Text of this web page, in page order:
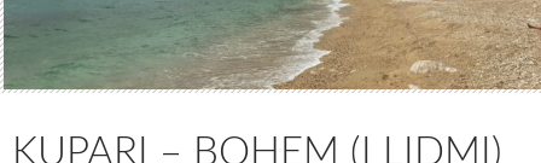
KUPARI – BOHEM (I LIDMI)